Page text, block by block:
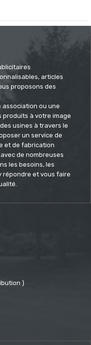
articles
proposons des
association ou une
produits à votre image
usines à travers le
un service de
et de fabrication
de nombreuses
les besoins, les
répondre et vous faire
)